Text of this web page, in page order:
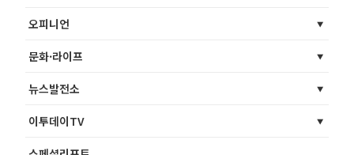
오피니언
문화·라이프
뉴스발전소
이투데이TV